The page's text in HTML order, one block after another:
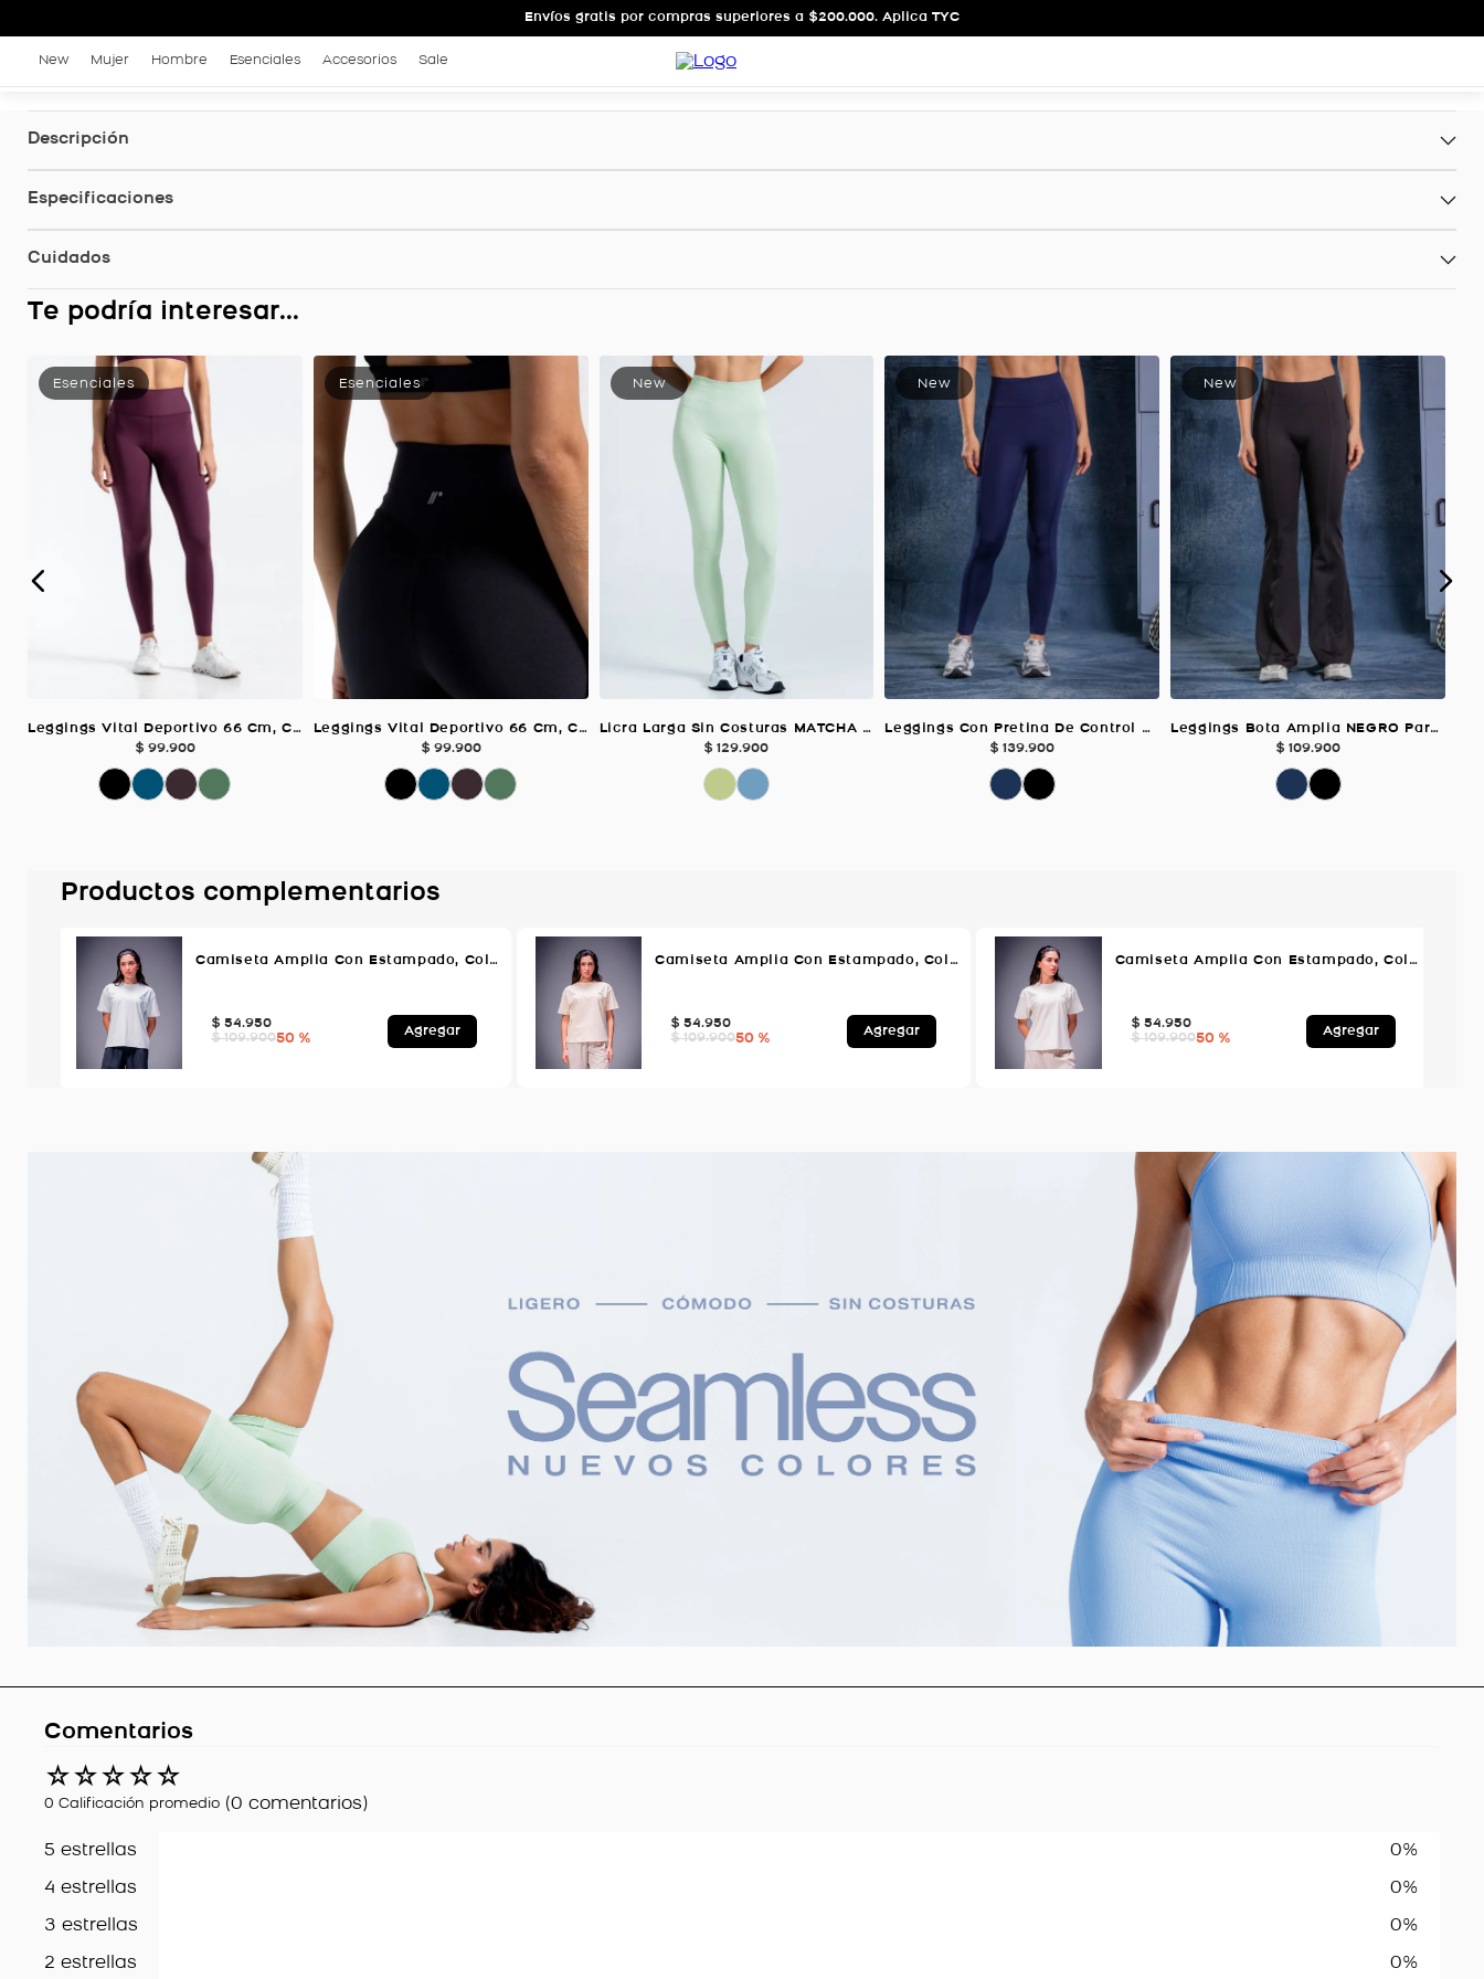
Envíos gratis por compras superiores a $200.000. Aplica TYC
New Mujer Hombre Esenciales Accesorios Sale
Descripción
Especificaciones
Cuidados
Te podría interesar...
Leggings Vital Deportivo 66 Cm, Color Uva Para Mujer
$ 99.900
Leggings Vital Deportivo 66 Cm, Color Negro Para Mujer
$ 99.900
Licra Larga Sin Costuras MATCHA Para Mujer
$ 129.900
Leggings Con Pretina De Control Medio AZUL OSCURO Para Mujer
$ 139.900
Leggings Bota Amplia NEGRO Para Mujer
$ 109.900
Productos complementarios
Camiseta Amplia Con Estampado, Color VERDE AGUA Para Mujer
$ 54.950
$ 109.90050 % Agregar
Camiseta Amplia Con Estampado, Color MELON Para Mujer
$ 54.950
$ 109.90050 % Agregar
Camiseta Amplia Con Estampado, Color MARFIL Para Mujer
$ 54.950
$ 109.90050 % Agregar
Comentarios
☆☆☆☆☆
0 Calificación promedio (0 comentarios)
5 estrellas 0%
4 estrellas 0%
3 estrellas 0%
2 estrellas 0%